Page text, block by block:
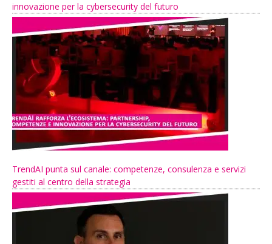
innovazione per la cybersecurity del futuro
TrendAI punta sul canale: competenze, consulenza e servizi
gestiti al centro della strategia